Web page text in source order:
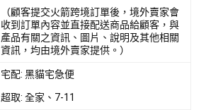
（顧客提交火箭跨境訂單後，境外賣家會
收到訂單內容並直接配送商品給顧客，與
產品有關之資訊、圖片、說明及其他相關
資訊，均由境外賣家提供。）
宅配: 黑貓宅急便
超取: 全家、7-11